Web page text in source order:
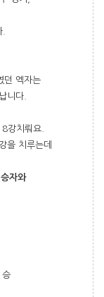
던 엑자는
니다.
강치뤄요.
을 치루는데
자와
승